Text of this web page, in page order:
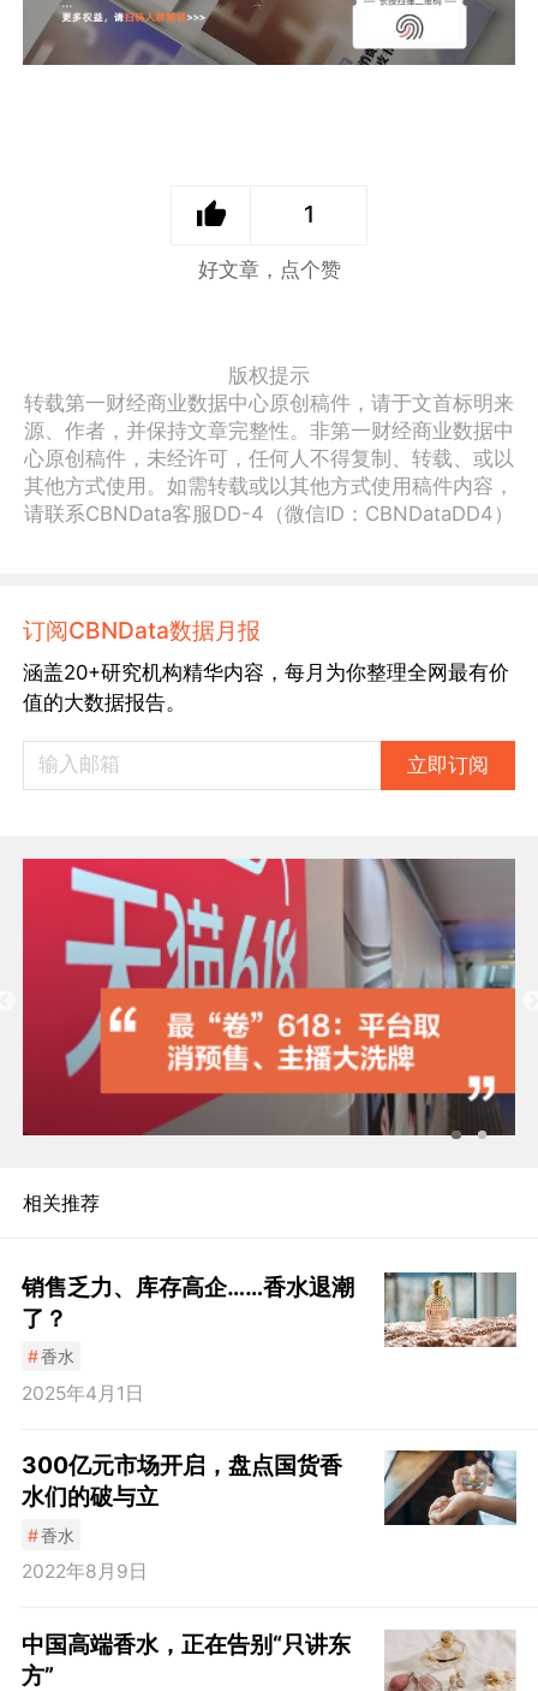
1
好文章，点个赞
版权提示
转载第一财经商业数据中心原创稿件，请于文首标明来
源、作者，并保持文章完整性。非第一财经商业数据中
心原创稿件，未经许可，任何人不得复制、转载、或以
其他方式使用。如需转载或以其他方式使用稿件内容，
请联系CBNData客服DD-4（微信ID：CBNDataDD4）
订阅CBNData数据月报
涵盖20+研究机构精华内容，每月为你整理全网最有价
值的大数据报告。
立即订阅
相关推荐
销售乏力、库存高企……香水退潮
了？
#香水
2025年4月1日
300亿元市场开启，盘点国货香
水们的破与立
#香水
2022年8月9日
中国高端香水，正在告别“只讲东
方”